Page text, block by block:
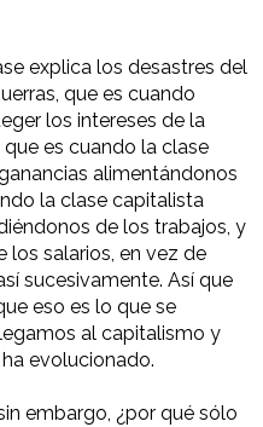
explica los desastres del
que es cuando
los intereses de la
es cuando la clase
alimentándonos
la clase capitalista
de los trabajos, y
los salarios, en vez de
sucesivamente. Así que
eso es lo que se
al capitalismo y
evolucionado.
embargo, ¿por qué sólo